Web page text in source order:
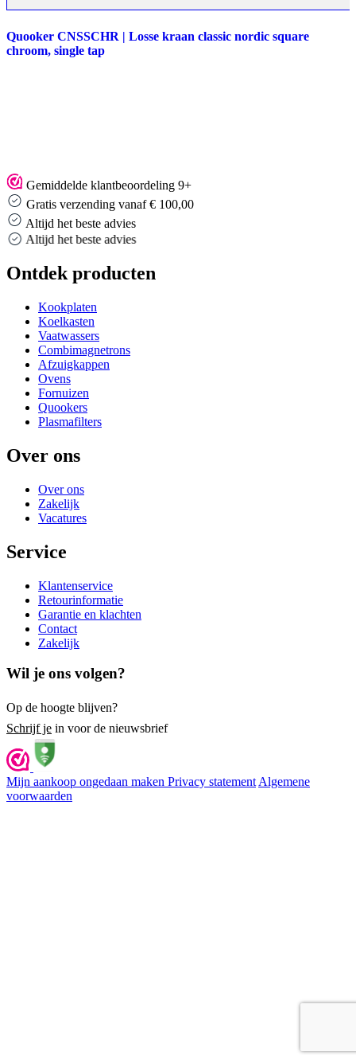
Quooker CNSSCHR | Losse kraan classic nordic square
chroom, single tap
Gemiddelde klantbeoordeling 9+
Gratis verzending vanaf € 100,00
Altijd het beste advies
Altijd het beste advies
Ontdek producten
Kookplaten
Koelkasten
Vaatwassers
Combimagnetrons
Afzuigkappen
Ovens
Fornuizen
Quookers
Plasmafilters
Over ons
Over ons
Zakelijk
Vacatures
Service
Klantenservice
Retourinformatie
Garantie en klachten
Contact
Zakelijk
Wil je ons volgen?
Op de hoogte blijven?
Schrijf je in voor de nieuwsbrief
Mijn aankoop ongedaan maken Privacy statement Algemene
voorwaarden